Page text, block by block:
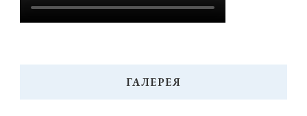
ГАЛЕРЕЯ